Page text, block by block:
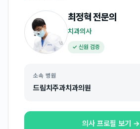
최정혁전문의
치과의사
✓ 신원 검증
소속 병원
드림치주과치과의원
의사 프로필 보기 →